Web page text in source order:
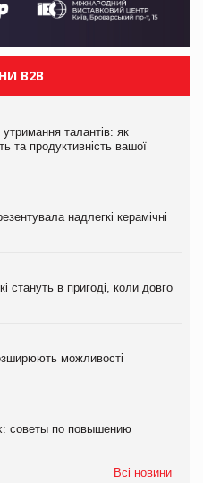
B2B
утримання талантів: як
та продуктивність вашої
надлегкі керамічні
стануть в пригоді, коли довго
можливості
советы по повышению
Всі новини